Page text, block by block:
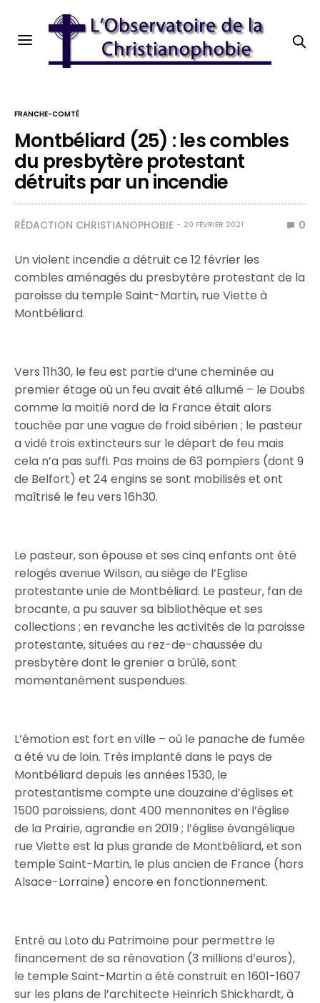
FRANCHE-COMTÉ
Montbéliard (25) : les combles
du presbytère protestant
détruits par un incendie
RÉDACTION CHRISTIANOPHOBIE 20 FÉVRIER 2021 0
Un violent incendie a détruit ce 12 février les
combles aménagés du presbytère protestant de la
paroisse du temple Saint-Martin, rue Viette à
Montbéliard.
Vers 11h30, le feu est partie d’une cheminée au
premier étage où un feu avait été allumé – le Doubs
comme la moitié nord de la France était alors
touchée par une vague de froid sibérien ; le pasteur
a vidé trois extincteurs sur le départ de feu mais
cela n’a pas suffi. Pas moins de 63 pompiers (dont 9
de Belfort) et 24 engins se sont mobilisés et ont
maîtrisé le feu vers 16h30.
Le pasteur, son épouse et ses cinq enfants ont été
relogés avenue Wilson, au siège de l’Eglise
protestante unie de Montbéliard. Le pasteur, fan de
brocante, a pu sauver sa bibliothèque et ses
collections ; en revanche les activités de la paroisse
protestante, situées au rez-de-chaussée du
presbytère dont le grenier a brûlé, sont
momentanément suspendues.
L’émotion est fort en ville – où le panache de fumée
a été vu de loin. Très implanté dans le pays de
Montbéliard depuis les années 1530, le
protestantisme compte une douzaine d’églises et
1500 paroissiens, dont 400 mennonites en l’église
de la Prairie, agrandie en 2019 ; l’église évangélique
rue Viette est la plus grande de Montbéliard, et son
temple Saint-Martin, le plus ancien de France (hors
Alsace-Lorraine) encore en fonctionnement.
Entré au Loto du Patrimoine pour permettre le
financement de sa rénovation (3 millions d’euros),
le temple Saint-Martin a été construit en 1601-1607
sur les plans de l’architecte Heinrich Shickhardt, à